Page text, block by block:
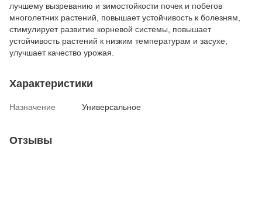
лучшему вызреванию и зимостойкости почек и побегов
многолетних растений, повышает устойчивость к болезням,
стимулирует развитие корневой системы, повышает
устойчивость растений к низким температурам и засухе,
улучшает качество урожая.
Характеристики
Назначение Универсальное
Отзывы